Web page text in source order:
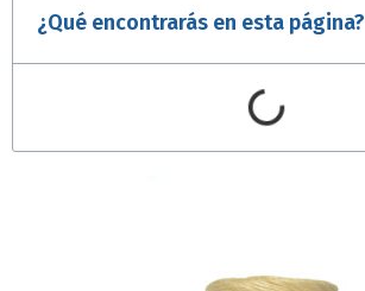
¿Qué encontrarás en esta página?